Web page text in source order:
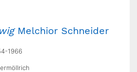
Melchior Schneider
1966